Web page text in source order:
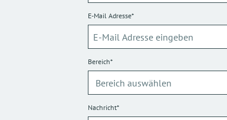
E-Mail Adresse*
Bereich*
Nachricht*